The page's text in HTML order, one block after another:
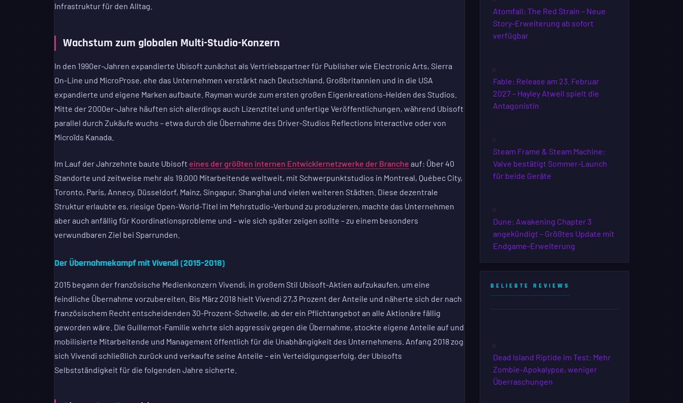
Infrastruktur für den Alltag.
Wachstum zum globalen Multi-Studio-Konzern
In den 1990er-Jahren expandierte Ubisoft zunächst als Vertriebspartner für Publisher wie Electronic Arts, Sierra
On-Line und MicroProse, ehe das Unternehmen verstärkt nach Deutschland, Großbritannien und in die USA
expandierte und eigene Marken aufbaute. Rayman wurde zum ersten großen Eigenkreations-Helden des Studios.
Mitte der 2000er-Jahre häuften sich allerdings auch Lizenztitel und unfertige Veröffentlichungen, während Ubisoft
parallel durch Zukäufe wuchs – etwa durch die Übernahme des Driver-Studios Reflections Interactive oder von
Microïds Kanada.
Im Lauf der Jahrzehnte baute Ubisoft eines der größten internen Entwicklernetzwerke der Branche auf: Über 40
Standorte und zeitweise mehr als 19.000 Mitarbeitende weltweit, mit Schwerpunktstudios in Montreal, Québec City,
Toronto, Paris, Annecy, Düsseldorf, Mainz, Singapur, Shanghai und vielen weiteren Städten. Diese dezentrale
Struktur erlaubte es, riesige Open-World-Titel im Mehrstudio-Verbund zu produzieren, machte das Unternehmen
aber auch anfällig für Koordinationsprobleme und – wie sich später zeigen sollte – zu einem besonders
verwundbaren Ziel bei Sparrunden.
Der Übernahmekampf mit Vivendi (2015–2018)
2015 begann der französische Medienkonzern Vivendi, in großem Stil Ubisoft-Aktien aufzukaufen, um eine
feindliche Übernahme vorzubereiten. Bis März 2018 hielt Vivendi 27,3 Prozent der Anteile und näherte sich der nach
französischem Recht entscheidenden 30-Prozent-Schwelle, ab der ein Pflichtangebot an alle Aktionäre fällig
geworden wäre. Die Guillemot-Familie wehrte sich aggressiv gegen die Übernahme, stockte eigene Anteile auf und
mobilisierte Mitarbeitende und Management öffentlich für die Unabhängigkeit des Unternehmens. Anfang 2018 zog
sich Vivendi schließlich zurück und verkaufte seine Anteile – ein Verteidigungserfolg, der Ubisofts
Selbstständigkeit für die folgenden Jahre sicherte.
Atomfall: The Red Strain – Neue
Story-Erweiterung ab sofort
verfügbar
Fable: Release am 23. Februar
2027 – Hayley Atwell spielt die
Antagonistin
Steam Frame & Steam Machine:
Valve bestätigt Sommer-Launch
für beide Geräte
Dune: Awakening Chapter 3
angekündigt – Größtes Update mit
Endgame-Erweiterung
BELIEBTE REVIEWS
Dead Island Riptide im Test: Mehr
Zombie-Apokalypse, weniger
Überraschungen